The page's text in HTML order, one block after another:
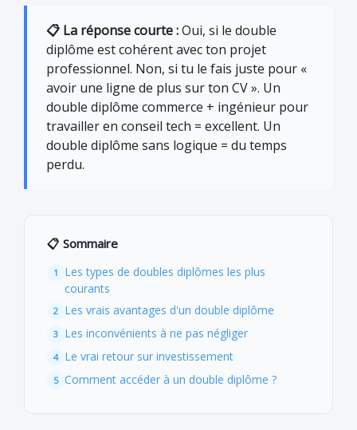
📋 La réponse courte :Oui, si le double
diplôme est cohérent avec ton projet
professionnel. Non, si tu le fais juste pour «
avoir une ligne de plus sur ton CV ». Un
double diplôme commerce + ingénieur pour
travailler en conseil tech = excellent. Un
double diplôme sans logique = du temps
perdu.
📋 Sommaire
Les types de doubles diplômes les plus
courants
Les vrais avantages d'un double diplôme
Les inconvénients à ne pas négliger
Le vrai retour sur investissement
Comment accéder à un double diplôme ?